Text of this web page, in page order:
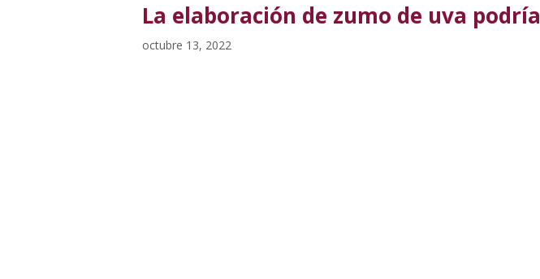
La elaboración de zumo de uva
octubre 13, 2022